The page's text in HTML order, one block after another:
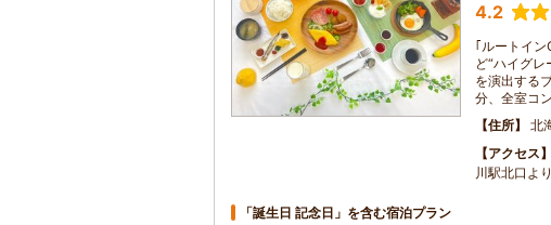
4.2
｢ルートイ
ど“ハイグ
を演出する
分、全室コ
住所
北
アクセス
川駅北口よ
「誕生日 記念日」を含む宿泊プラン